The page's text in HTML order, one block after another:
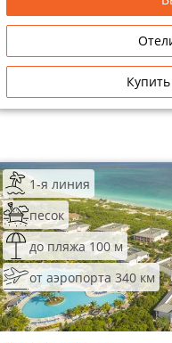
1-я линия
песок
до пляжа 100 м
от аэропорта 340 км